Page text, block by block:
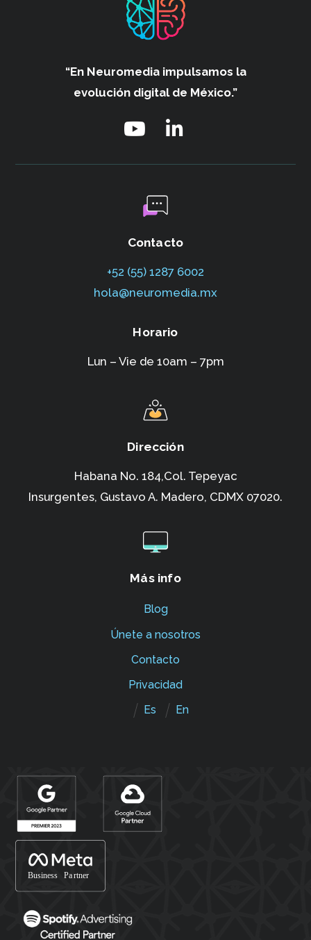
“En Neuromedia impulsamos la
evolución digital de México.”
Contacto
+52 (55) 1287 6002‬
hola@neuromedia.mx
Horario
Lun – Vie de 10am – 7pm
Dirección
Habana No. 184,Col. Tepeyac
Insurgentes, Gustavo A. Madero, CDMX 07020.
Más info
Blog
Únete a nosotros
Contacto
Privacidad
Es
En